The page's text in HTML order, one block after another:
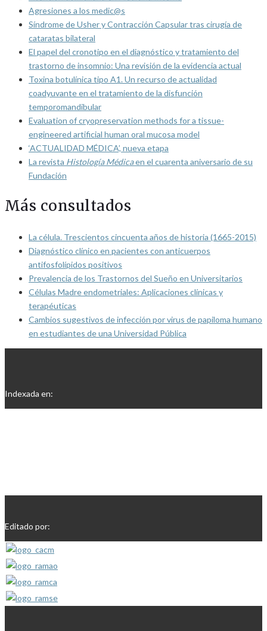
Agresiones a los medic@s
Síndrome de Usher y Contracción Capsular tras cirugía de
cataratas bilateral
El papel del cronotipo en el diagnóstico y tratamiento del
trastorno de insomnio: Una revisión de la evidencia actual
Toxina botulínica tipo A1. Un recurso de actualidad
coadyuvante en el tratamiento de la disfunción
temporomandibular
Evaluation of cryopreservation methods for a tissue-
engineered artificial human oral mucosa model
‘ACTUALIDAD MÉDICA’, nueva etapa
La revista Histología Médicaen el cuarenta aniversario de su
Fundación
Más consultados
La célula. Trescientos cincuenta años de historia (1665-2015)
Diagnóstico clínico en pacientes con anticuerpos
antifosfolípidos positivos
Prevalencia de los Trastornos del Sueño en Universitarios
Células Madre endometriales: Aplicaciones clínicas y
terapéuticas
Cambios sugestivos de infección por virus de papiloma humano
en estudiantes de una Universidad Pública
Indexada en:
Editado por: